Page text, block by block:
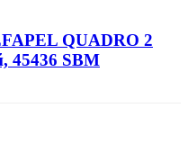
QUADRO 2
45436 SBM